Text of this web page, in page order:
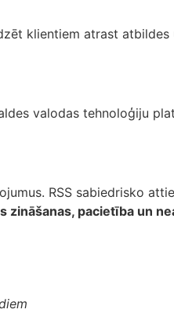
klientiem atrast atbildes
valodas tehnoloģiju
RSS sabiedrisko
zināšanas, pacietība un